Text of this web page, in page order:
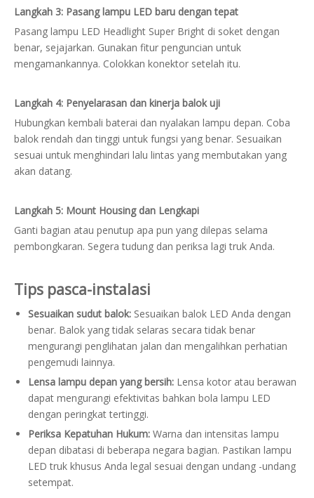
Langkah 3: Pasang lampu LED baru dengan tepat
Pasang lampu LED Headlight Super Bright di soket dengan
benar, sejajarkan. Gunakan fitur penguncian untuk
mengamankannya. Colokkan konektor setelah itu.
Langkah 4: Penyelarasan dan kinerja balok uji
Hubungkan kembali baterai dan nyalakan lampu depan. Coba
balok rendah dan tinggi untuk fungsi yang benar. Sesuaikan
sesuai untuk menghindari lalu lintas yang membutakan yang
akan datang.
Langkah 5: Mount Housing dan Lengkapi
Ganti bagian atau penutup apa pun yang dilepas selama
pembongkaran. Segera tudung dan periksa lagi truk Anda.
Tips pasca-instalasi
Sesuaikan sudut balok: Sesuaikan balok LED Anda dengan
benar. Balok yang tidak selaras secara tidak benar
mengurangi penglihatan jalan dan mengalihkan perhatian
pengemudi lainnya.
Lensa lampu depan yang bersih: Lensa kotor atau berawan
dapat mengurangi efektivitas bahkan bola lampu LED
dengan peringkat tertinggi.
Periksa Kepatuhan Hukum: Warna dan intensitas lampu
depan dibatasi di beberapa negara bagian. Pastikan lampu
LED truk khusus Anda legal sesuai dengan undang -undang
setempat.